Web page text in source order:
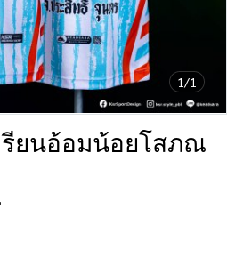
1/1
รียนอ้อมน้อยโสภณ